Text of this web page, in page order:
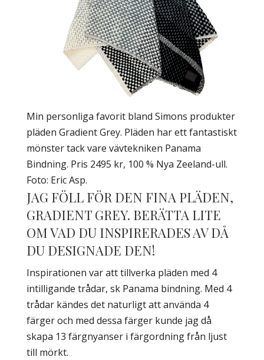
Min personliga favorit bland Simons produkter
pläden Gradient Grey. Pläden har ett fantastiskt
mönster tack vare vävtekniken Panama
Bindning. Pris 2495 kr, 100 % Nya Zeeland-ull.
Foto: Eric Asp.
JAG FÖLL FÖR DEN FINA PLÄDEN,
GRADIENT GREY. BERÄTTA LITE
OM VAD DU INSPIRERADES AV DÅ
DU DESIGNADE DEN!
Inspirationen var att tillverka pläden med 4
intilligande trådar, sk Panama bindning. Med 4
trådar kändes det naturligt att använda 4
färger och med dessa färger kunde jag då
skapa 13 färgnyanser i färgordning från ljust
till mörkt.